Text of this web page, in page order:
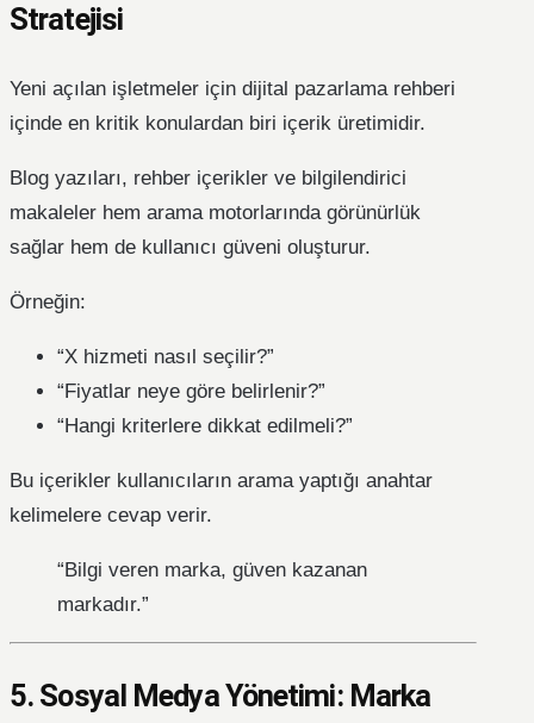
Stratejisi
Yeni açılan işletmeler için dijital pazarlama rehberi
içinde en kritik konulardan biri içerik üretimidir.
Blog yazıları, rehber içerikler ve bilgilendirici
makaleler hem arama motorlarında görünürlük
sağlar hem de kullanıcı güveni oluşturur.
Örneğin:
“X hizmeti nasıl seçilir?”
“Fiyatlar neye göre belirlenir?”
“Hangi kriterlere dikkat edilmeli?”
Bu içerikler kullanıcıların arama yaptığı anahtar
kelimelere cevap verir.
“Bilgi veren marka, güven kazanan
markadır.”
5. Sosyal Medya Yönetimi: Marka